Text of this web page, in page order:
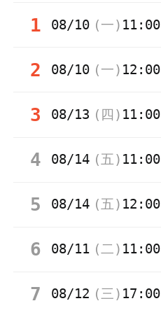
1 08/10 (一) 11:00
2 08/10 (一) 12:00
3 08/13 ( 四 ) 11:00
4 08/14 (五) 11:00
5 08/14 (五) 12:00
6 08/11 (二) 11:00
7 08/12 (三) 17:00